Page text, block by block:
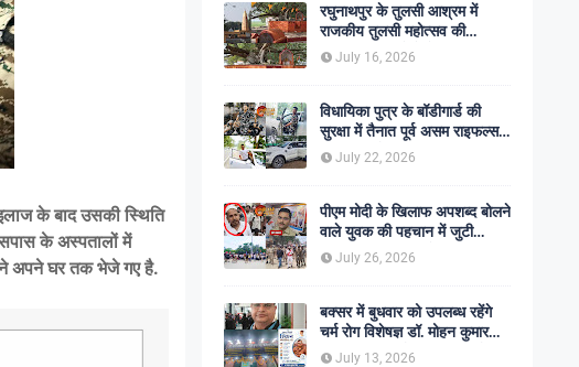
के बाद उसकी स्थिति
के अस्पतालों में
अपने घर तक भेजे गए है.
रघुनाथपुर के तुलसी आश्रम में
राजकीय तुलसी महोत्सव की
अनुशंसा, बीडीओ ने भेजी
सकारात्मक रिपोर्ट
July 16, 2026
विधायिका पुत्र के बॉडीगार्ड की
सुरक्षा में तैनात पूर्व असम राइफल्स
जवान की गोली मारकर हत्या,
सहकर्मी अंगरक्षक गिरफ्तार
July 22, 2026
पीएम मोदी के खिलाफ अपशब्द बोलने
वाले युवक की पहचान में जुटी
पुलिस, बक्सर एसपी ने दिए सख्त
कार्रवाई के संकेत
July 26, 2026
बक्सर में बुधवार को उपलब्ध रहेंगे
चर्म रोग विशेषज्ञ डॉ. मोहन कुमार
सिंह, प्रकाश यूरो क्लिनिक में होगा
July 13, 2026